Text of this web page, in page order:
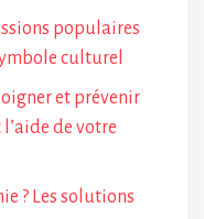
populaires
culturel
et prévenir
de votre
? Les solutions